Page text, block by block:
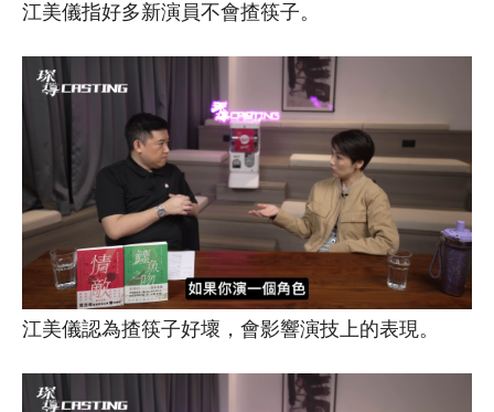
江美儀指好多新演員不會揸筷子。
江美儀認為揸筷子好壞，會影響演技上的表現。